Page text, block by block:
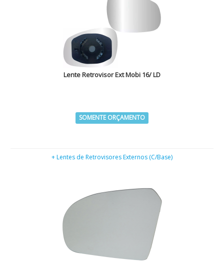
Lente Retrovisor Ext Mobi 16/ LD
SOMENTE ORÇAMENTO
+ Lentes de Retrovisores Externos (C/Base)